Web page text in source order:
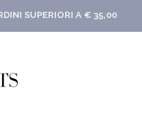
SUPERIORI A € 35,00